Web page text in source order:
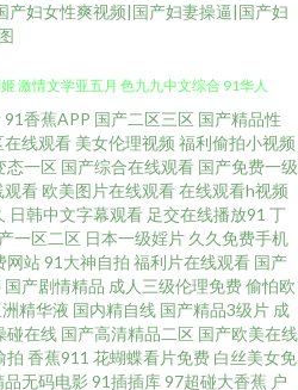
妇女性爽视频|国产妇妻操逼|国产妇
品一区二三 国产自线在拍 日韩高清无码
激情文学亚五月 色九九中文综合 91华人
线 91热色 黑丝被入 九一综合色 先锋成人
精品 影音先锋每日AV 草莓视频vt 91福利
主播 国淫av 五月天堂社区 91视频首页入
91香蕉APP 国产二区三区 国产精品性
在线观看 美女伦理视频 福利偷拍小视频
态一区 国产综合在线观看 国产免费一级
观看 欧美图片在线观看在线观看h视频
日韩中文字幕观看 足交在线播放91 丁
一区二区 日本一级婬片 久久免费手机
网站91大神自拍 福利片在线观看 国产
国产剧情精品 成人三级伦理免费偷怕欧
精华液 国内精自线 国产精品3级片 成
碰在线 国产高清精品二区 国产欧美在线
拍 香蕉911 花蝴蝶看片免费 白丝美女免
品无码电影 91插插库97超碰大香蕉 户